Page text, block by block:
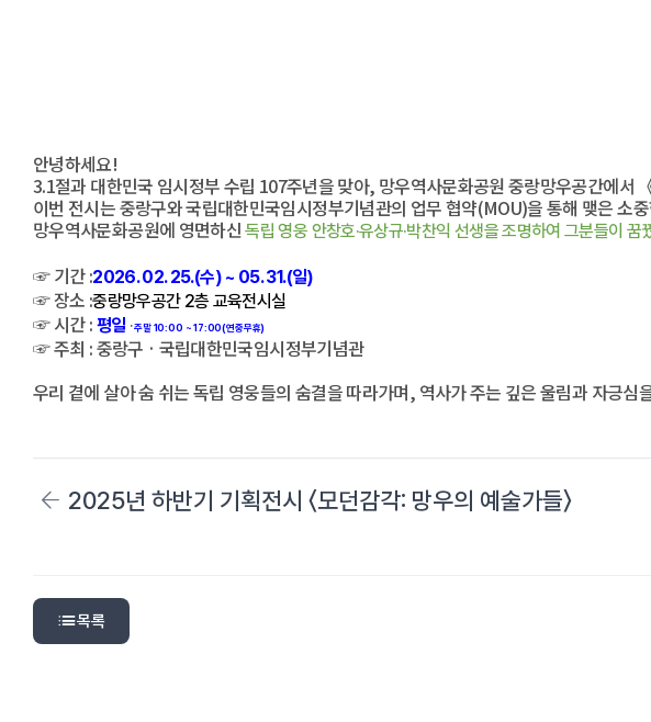
안녕하세요!
3.1절과 대한민국 임시정부 수립 107주년을 맞아, 망우역사문화공원 중랑망우공간에서
이번 전시는 중랑구와 국립대한민국임시정부기념관의 업무 협약(MOU)을 통해 맺은 소
망우역사문화공원에 영면하신독립 영웅 안창호·유상규·박찬익 선생을 조명하여 그분들이
☞ 기간 :2026. 02. 25.(수) ~ 05. 31.(일)
☞ 장소 :중랑망우공간 2층 교육전시실
☞ 시간 : 평일 ·주말 10:00 ~ 17:00(연중무휴)
☞ 주최 : 중랑구 · 국립대한민국임시정부기념관
우리 곁에 살아 숨 쉬는 독립 영웅들의 숨결을 따라가며, 역사가 주는 깊은 울림과 자긍심
2025년 하반기 기획전시 〈모던감각: 망우의 예술가들〉
목록